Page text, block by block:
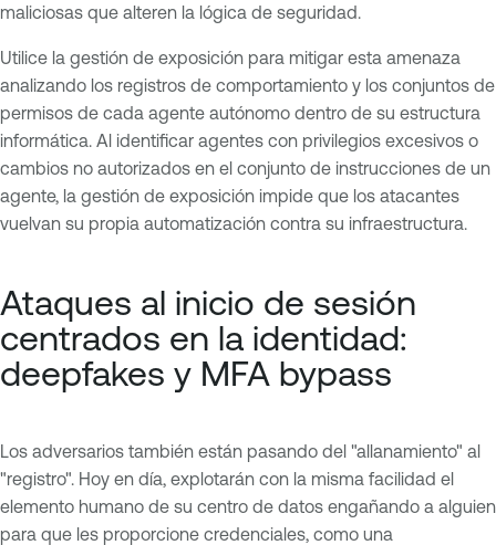
maliciosas que alteren la lógica de seguridad.
Utilice la gestión de exposición para mitigar esta amenaza
analizando los registros de comportamiento y los conjuntos de
permisos de cada agente autónomo dentro de su estructura
informática. Al identificar agentes con privilegios excesivos o
cambios no autorizados en el conjunto de instrucciones de un
agente, la gestión de exposición impide que los atacantes
vuelvan su propia automatización contra su infraestructura.
Ataques al inicio de sesión
centrados en la identidad:
deepfakes y MFA bypass
Los adversarios también están pasando del "allanamiento" al
"registro". Hoy en día, explotarán con la misma facilidad el
elemento humano de su centro de datos engañando a alguien
para que les proporcione credenciales, como una